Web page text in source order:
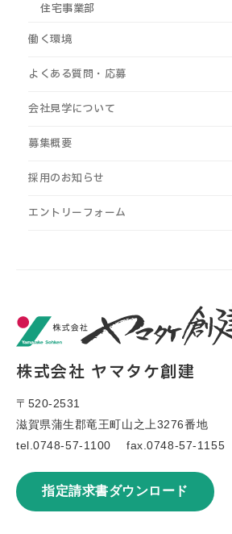
株式会社 ヤマタケ創建
〒520-2531
滋賀県蒲生郡竜王町山之上3276番地
tel.0748-57-1100 fax.0748-57-1155
指定請求書ダウンロード
住宅事業部
働く環境
よくある質問・応募
会社見学について
募集概要
採用のお知らせ
エントリーフォーム